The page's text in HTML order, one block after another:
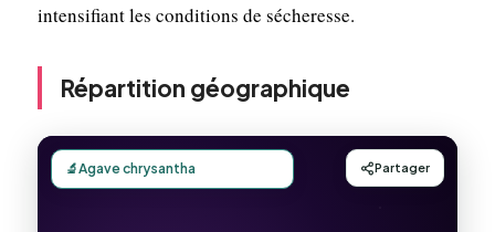
intensifiant les conditions de sécheresse.
Répartition géographique